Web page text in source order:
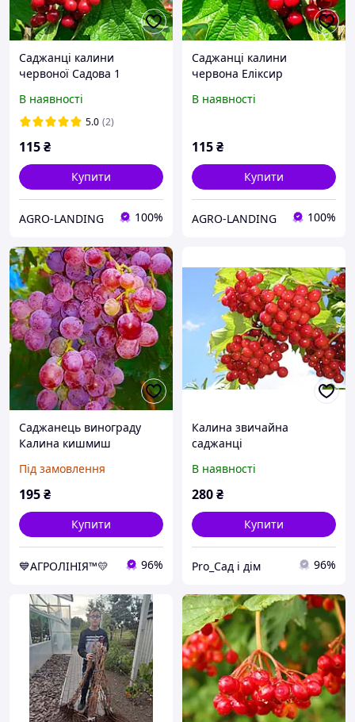
Саджанці калини
червоної Садова 1
рання, червона,
крупноплідна
В наявності
5.0 (2)
115₴
Купити
AGRO-LANDING 100%
Саджанці калини
червона Еліксир
середня, бордова,
В наявності
115₴
Купити
AGRO-LANDING 100%
Саджанець винограду
Калина кишмиш
Під замовлення
195₴
Купити
💙АГРОЛІНІЯ™💛 96%
Калина звичайна
саджанці
горщиках
В наявності
280₴
Купити
Pro_Сад і дім 96%